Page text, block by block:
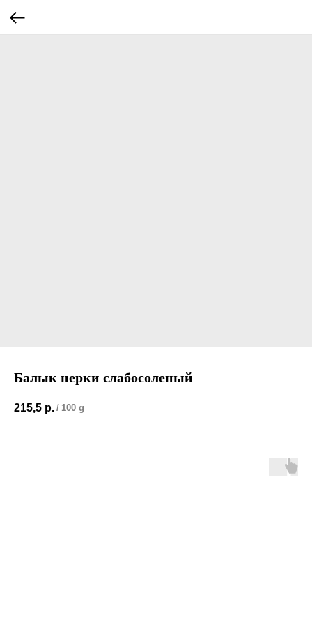
Балык нерки слабосоленый
215,5 р. / 100 g